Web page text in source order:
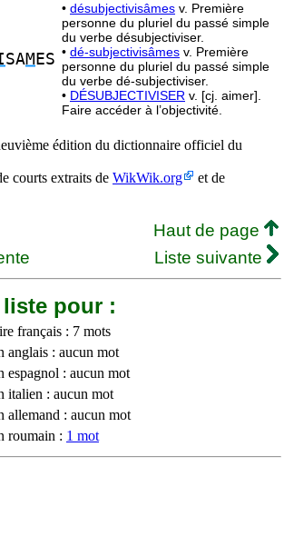
SAM ES
• désubjectivisâmes v. Première
personne du pluriel du passé simple
du verbe désubjectiviser.
• dé-subjectivisâmes v. Première
personne du pluriel du passé simple
du verbe dé-subjectiviser.
• DÉSUBJECTIVISER v. [cj. aimer].
Faire accéder à l’objectivité.
édition du dictionnaire officiel du
courts extraits de WikWik.org
et de
Haut de page
Liste suivante
liste pour :
français : 7 mots
anglais : aucun mot
espagnol : aucun mot
italien : aucun mot
allemand : aucun mot
roumain : 1 mot